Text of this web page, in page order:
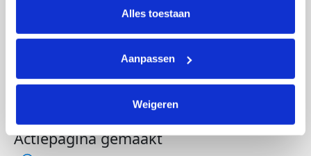
lijst met cookies is te vinden in het tabblad “details”.
Alles toestaan
Aanpassen
Weigeren
Actiepagina gemaakt